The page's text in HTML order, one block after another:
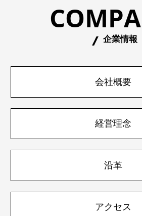
企業情報
会社概要
経営理念
沿革
アクセス